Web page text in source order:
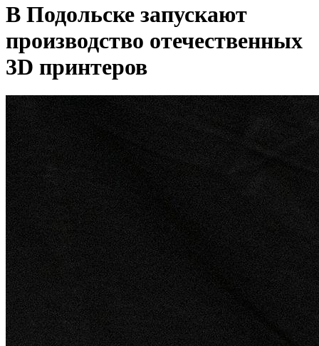
В Подольске запускают
производство отечественных
3D принтеров